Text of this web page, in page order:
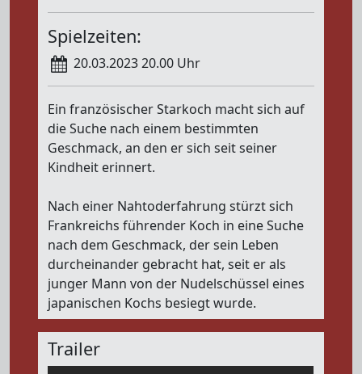
Spielzeiten:
20.03.2023 20.00 Uhr
Ein französischer Starkoch macht sich auf
die Suche nach einem bestimmten
Geschmack, an den er sich seit seiner
Kindheit erinnert.
Nach einer Nahtoderfahrung stürzt sich
Frankreichs führender Koch in eine Suche
nach dem Geschmack, der sein Leben
durcheinander gebracht hat, seit er als
junger Mann von der Nudelschüssel eines
japanischen Kochs besiegt wurde.
Trailer